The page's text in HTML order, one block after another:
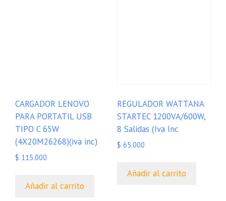
CARGADOR LENOVO
PARA PORTATIL USB
TIPO C 65W
(4X20M26268)(iva inc)
$ 115.000
Añadir al carrito
REGULADOR WATTANA
STARTEC 1200VA/600W,
8 Salidas (Iva Inc
$ 65.000
Añadir al carrito